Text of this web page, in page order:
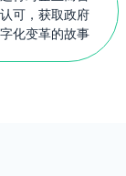
可，获取政府
化变革的故事